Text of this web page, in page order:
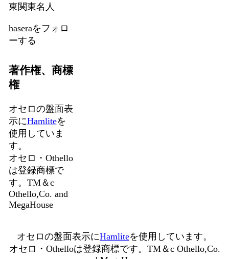
東関東名人
haseraをフォロ
ーする
著作権、商標
権
オセロの盤面表
示にHamliteを
使用していま
す。
オセロ・Othello
は登録商標で
す。TM＆c
Othello,Co. and
MegaHouse
オセロの盤面表示にHamliteを使用しています。
オセロ・Othelloは登録商標です。TM＆c Othello,Co.